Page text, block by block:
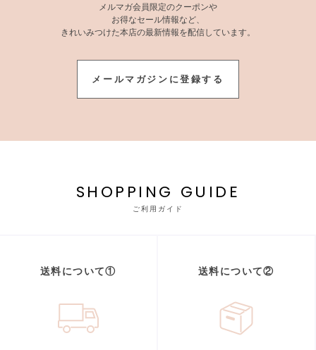
メルマガ会員限定のクーポンや
お得なセール情報など、
きれいみつけた本店の最新情報を配信しています。
メールマガジンに登録する
SHOPPING GUIDE
ご利用ガイド
送料について① 送料について②